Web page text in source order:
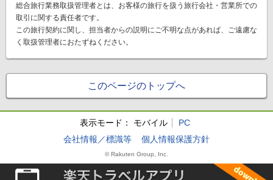
総合旅行業務取扱管理者とは、お客様の旅行を扱う旅行会社・営業所での
取引に関する責任者です。
この旅行契約に関し、担当者からの説明にご不明な点があれば、ご遠慮な
く取扱管理者におたずねください。
このページのトップへ
表示モード： モバイル
PC
会社情報／標識等
個人情報保護方針
© Rakuten Group, Inc.